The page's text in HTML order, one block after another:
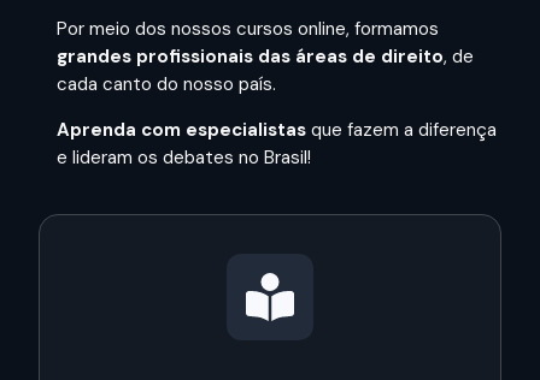
Por meio dos nossos cursos online, formamos
grandes profissionais das áreas de direito, de
cada canto do nosso país.
Aprenda com especialistas que fazem a diferença
e lideram os debates no Brasil!